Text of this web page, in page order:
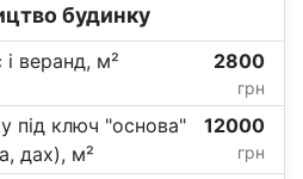
будинку
веранд, м² 2800
грн
під ключ "основа"
дах), м²
12000
грн